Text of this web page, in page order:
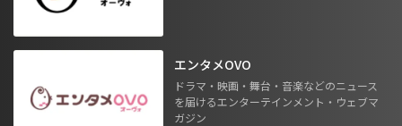
エンタメOVO
ドラマ・映画・舞台・音楽などのニュース
を届けるエンターテインメント・ウェブマ
ガジン